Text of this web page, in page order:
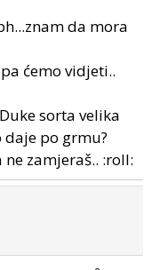
da mora
ćemo vidjeti..
sorta velika
po grmu?
zamjeraš.. :roll: